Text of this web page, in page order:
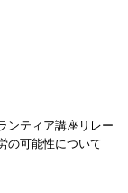
ンティア講座リレー
の可能性について